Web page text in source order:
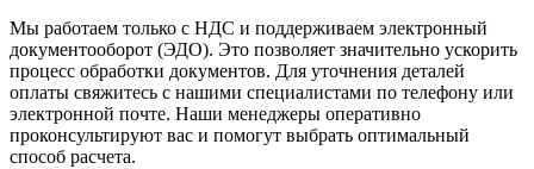
Мы работаем только с НДС и поддерживаем электронный
документооборот (ЭДО). Это позволяет значительно ускорить
процесс обработки документов. Для уточнения деталей
оплаты свяжитесь с нашими специалистами по телефону или
электронной почте. Наши менеджеры оперативно
проконсультируют вас и помогут выбрать оптимальный
способ расчета.